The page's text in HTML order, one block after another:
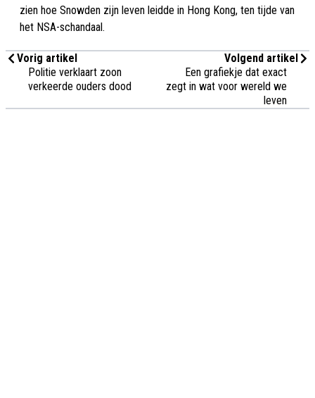
zien hoe Snowden zijn leven leidde in Hong Kong, ten tijde van
het NSA-schandaal.
Vorig artikel
Politie verklaart zoon
verkeerde ouders dood
Volgend artikel
Een grafiekje dat exact
zegt in wat voor wereld we
leven